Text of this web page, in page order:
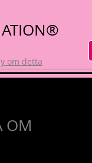
om detta
OM